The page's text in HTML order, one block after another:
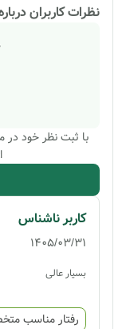
نظرات کاربران
با ثبت نظر خود در
کاربر ناشناس
1405/03/31
بسیار عالی
رفتار مناسب